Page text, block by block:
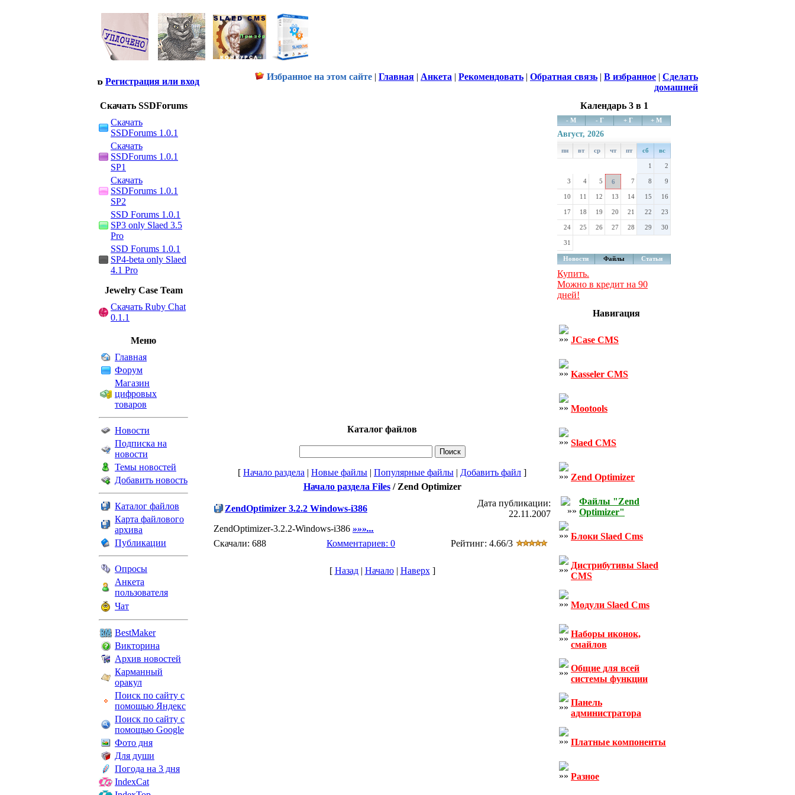
Регистрация или вход Избранное на этом сайте | Главная | Анкета | Рекомендовать | Обратная связь | В избранное | Сделать
домашней
Скачать SSDForums
Скачать
SSDForums 1.0.1
Скачать
SSDForums 1.0.1
SP1
Скачать
SSDForums 1.0.1
SP2
SSD Forums 1.0.1
SP3 only Slaed 3.5
Pro
SSD Forums 1.0.1
SP4-beta only Slaed
4.1 Pro
Jewelry Сase Team
Скачать Ruby Chat
0.1.1
Меню
Главная
Форум
Магазин
цифровых
товаров
Новости
Подписка на
новости
Темы новостей
Добавить новость
Каталог файлов
Карта файлового
архива
Публикации
Опросы
Анкета
пользователя
Чат
BestMaker
Викторина
Архив новостей
Карманный
оракул
Поиск по сайту с
помощью Яндекс
Поиск по сайту с
помощью Google
Фото дня
Для души
Погода на 3 дня
IndexCat
Каталог файлов
[ Начало раздела | Новые файлы | Популярные файлы | Добавить файл ]
Начало раздела Files/ Zend Optimizer
ZendOptimizer 3.2.2 Windows-i386
Дата публикации:
22.11.2007
ZendOptimizer-3.2.2-Windows-i386 »»»...
Скачали: 688
Комментариев: 0 Рейтинг: 4.66/3
[ Назад| Начало| Наверх]
Календарь 3 в 1
- М - Г + Г + М
Август, 2026
пн вт ср чт пт сб вс
1 2
3 4 5 6 7 8 9
10 11 12 13 14 15 16
17 18 19 20 21 22 23
24 25 26 27 28 29 30
31
Новости Файлы Статьи
Купить.
Можно в кредит на 90
дней!
Навигация
JCase CMS
Kasseler CMS
Mootools
Slaed CMS
Zend Optimizer
Файлы "Zend
Optimizer"
Блоки Slaed Cms
Дистрибутивы Slaed
CMS
Модули Slaed Cms
Наборы иконок,
смайлов
Общие для всей
системы функции
Панель
администратора
Платные компоненты
Разное